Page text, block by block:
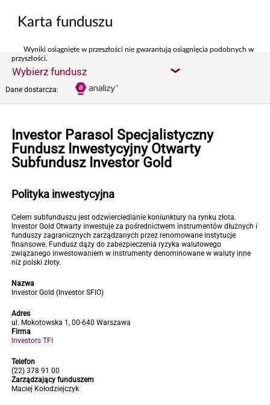
Karta funduszu
Wyniki osiągnięte w przeszłości nie gwarantują osiągnięcia podobnych w
przyszłości.
Wybierz fundusz
Dane dostarcza:
Investor Parasol Specjalistyczny
Fundusz Inwestycyjny Otwarty
Subfundusz Investor Gold
Polityka inwestycyjna
Celem subfunduszu jest odzwierciedlanie koniunktury na rynku złota.
Investor Gold Otwarty inwestuje za pośrednictwem instrumentów dłużnych i
funduszy zagranicznych zarządzanych przez renomowane instytucje
finansowe. Fundusz dąży do zabezpieczenia ryzyka walutowego
związanego inwestowaniem w instrumenty denominowane w waluty inne
niż polski złoty.
Nazwa
Investor Gold (Investor SFIO)
Adres
ul. Mokotowska 1, 00-640 Warszawa
Firma
Investors TFI
Telefon
(22) 378 91 00
Zarządzający funduszem
Maciej Kołodziejczyk